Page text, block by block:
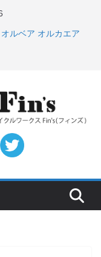
ルベア オルカエア
ク、MTB、クロス
）
スバイクのカスタ
ク、MTB、クロス
在）